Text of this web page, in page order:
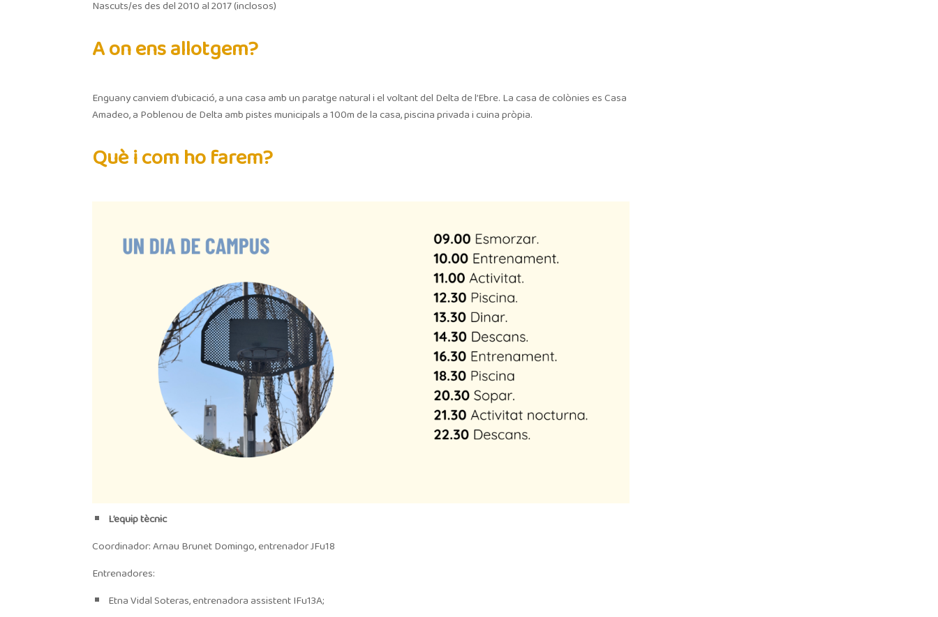
Nascuts/es des del 2010 al 2017 (inclosos)
A on ens allotgem?
Enguany canviem d’ubicació, a una casa amb un paratge natural i el voltant del Delta de l’Ebre. La casa de colònies es Casa
Amadeo, a Poblenou de Delta amb pistes municipals a 100m de la casa, piscina privada i cuina pròpia.
Què i com ho farem?
L’equip tècnic
Coordinador: Arnau Brunet Domingo, entrenador JFu18
Entrenadores:
Etna Vidal Soteras, entrenadora assistent IFu13A;